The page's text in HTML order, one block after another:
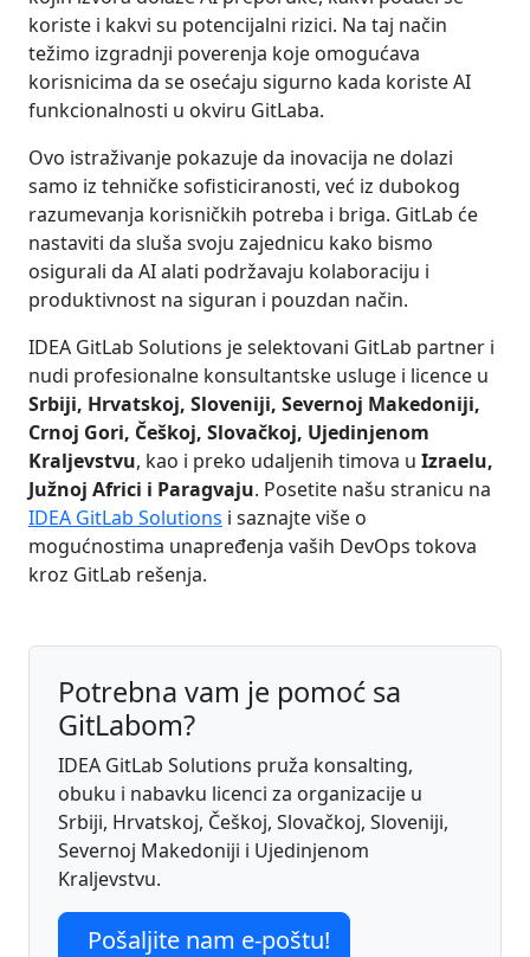
koriste i kakvi su potencijalni rizici. Na taj način
težimo izgradnji poverenja koje omogućava
korisnicima da se osećaju sigurno kada koriste AI
funkcionalnosti u okviru GitLaba.
Ovo istraživanje pokazuje da inovacija ne dolazi
samo iz tehničke sofisticiranosti, već iz dubokog
razumevanja korisničkih potreba i briga. GitLab će
nastaviti da sluša svoju zajednicu kako bismo
osigurali da AI alati podržavaju kolaboraciju i
produktivnost na siguran i pouzdan način.
IDEA GitLab Solutions je selektovani GitLab partner i
nudi profesionalne konsultantske usluge i licence u
Srbiji, Hrvatskoj, Sloveniji, Severnoj Makedoniji,
Crnoj Gori, Češkoj, Slovačkoj, Ujedinjenom
Kraljevstvu, kao i preko udaljenih timova u Izraelu,
Južnoj Africi i Paragvaju. Posetite našu stranicu na
IDEA GitLab Solutions i saznajte više o
mogućnostima unapređenja vaših DevOps tokova
kroz GitLab rešenja.
Potrebna vam je pomoć sa
GitLabom?
IDEA GitLab Solutions pruža konsalting,
obuku i nabavku licenci za organizacije u
Srbiji, Hrvatskoj, Češkoj, Slovačkoj, Sloveniji,
Severnoj Makedoniji i Ujedinjenom
Kraljevstvu.
Pošaljite nam e-poštu!